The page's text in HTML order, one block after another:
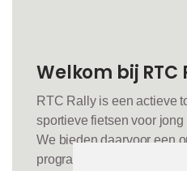
Welkom bij RTC
RTC Rally is een actieve
sportieve fietsen voor
We bieden daarvoor een
programma met in het